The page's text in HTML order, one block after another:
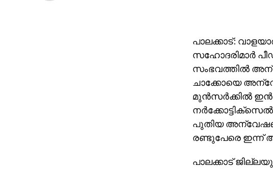
പാലക്കാട്:
സഹോദരിമാര്‍
സംഭവത്തില്‍
ചാക്കോയെ
മുന്‍സര്‍ക്കില്‍
പുതിയ
രണ്ടുപേരെ ഇന്ന്
പാലക്കാട്